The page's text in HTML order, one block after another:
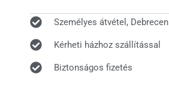
Személyes átvétel, Debrecen
Kérheti házhoz szállítással
Biztonságos fizetés